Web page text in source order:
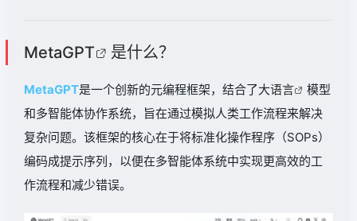
MetaGPT 是什么？
MetaGPT是一个创新的元编程框架，结合了大语言
模型
和多智能体协作系统，旨在通过模拟人类工作流程来解决
复杂问题。该框架的核心在于将标准化操作程序（SOPs）
编码成提示序列，以便在多智能体系统中实现更高效的工
作流程和减少错误。